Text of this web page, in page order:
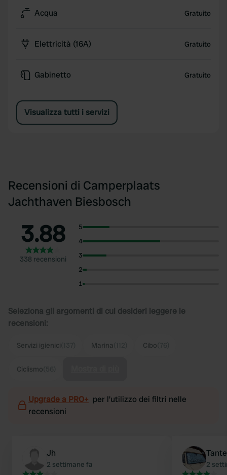
Acqua Gratuito
Elettricità (16A) Gratuito
Gabinetto Gratuito
Visualizza tutti i servizi
Recensioni di Camperplaats
Jachthaven Biesbosch
3.88
338 recensioni
5
4
3
2
1
Seleziona gli argomenti di cui desideri leggere le
recensioni:
Servizi igienici Marina Cibo
Ciclismo
Upgrade a PRO+ per l'utilizzo dei filtri nelle
recensioni
Jh
2 settimane fa 2